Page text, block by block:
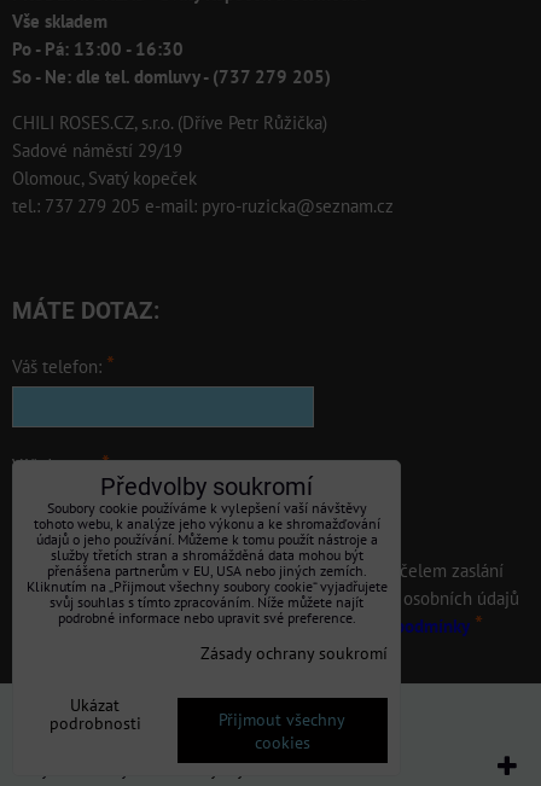
Vše skladem
Po - Pá: 13:00 - 16:30
So - Ne: dle tel. domluvy - (737 279 205)
CHILI ROSES.CZ, s.r.o. (Dříve Petr Růžička)
Sadové náměstí 29/19
Olomouc, Svatý kopeček
tel.: 737 279 205 e-mail: pyro-ruzicka@seznam.cz
MÁTE DOTAZ:
Váš telefon: *
Váš dotaz: :*
Souhlasím se zpracováním osobních údajů za účelem zaslání
odpovědi. Seznámil jsem se s podmínkami ochrany osobních údajů
uvedenými v obchodních podmínkách.Obchodní - podmínky *
Předvolby soukromí
Zásady ochrany soukromí
Vytvořeno systémem:ByznysWeb.cz
Předvolby soukromí
Soubory cookie používáme k vylepšení vaší návštěvy
tohoto webu, k analýze jeho výkonu a ke shromažďování
údajů o jeho používání. Můžeme k tomu použít nástroje a
služby třetích stran a shromážděná data mohou být
přenášena partnerům v EU, USA nebo jiných zemích.
Kliknutím na „Přijmout všechny soubory cookie“ vyjadřujete
svůj souhlas s tímto zpracováním. Níže můžete najít
podrobné informace nebo upravit své preference.
Zásady ochrany soukromí
Ukázat
podrobnosti
Přijmout všechny
cookies